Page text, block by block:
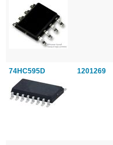
74HC595D 1201269